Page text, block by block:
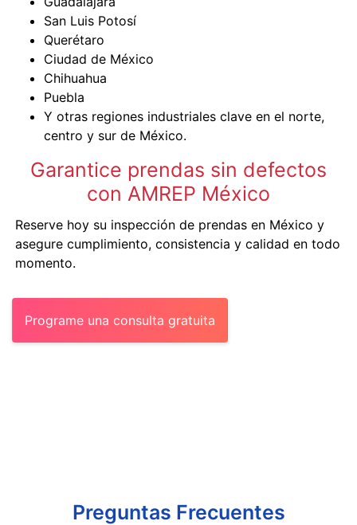
San Luis Potosí
Querétaro
Ciudad de México
Chihuahua
Puebla
Y otras regiones industriales clave en el norte,
centro y sur de México.
Garantice prendas sin defectos
con AMREP México
Reserve hoy su inspección de prendas en México y
asegure cumplimiento, consistencia y calidad en todo
momento.
Programe una consulta gratuita
Preguntas Frecuentes